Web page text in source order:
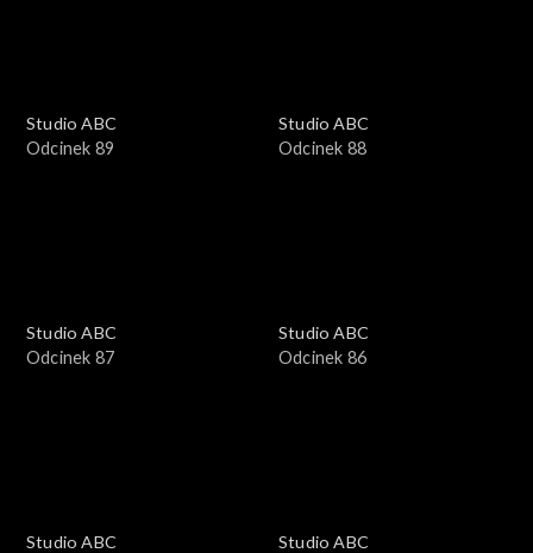
Studio ABC
Odcinek 89
Studio ABC
Odcinek 88
Studio ABC
Odcinek 87
Studio ABC
Odcinek 86
Studio ABC
Studio ABC